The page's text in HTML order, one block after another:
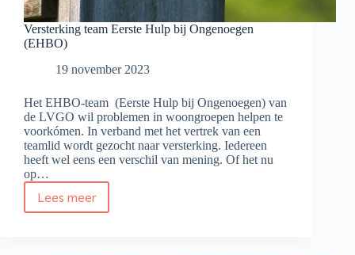
Versterking team Eerste Hulp bij Ongenoegen
(EHBO)
19 november 2023
Het EHBO-team (Eerste Hulp bij Ongenoegen) van
de LVGO wil problemen in woongroepen helpen te
voorkómen. In verband met het vertrek van een
teamlid wordt gezocht naar versterking. Iedereen
heeft wel eens een verschil van mening. Of het nu
op…
Lees meer
Versterking